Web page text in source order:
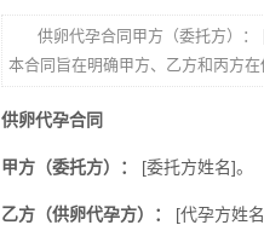
供卵代孕合同甲方（委托方）
本合同旨在明确甲方、乙方和丙方
供卵代孕合同
甲方（委托方）： [委托方姓名]。
乙方（供卵代孕方）： [代孕方姓名